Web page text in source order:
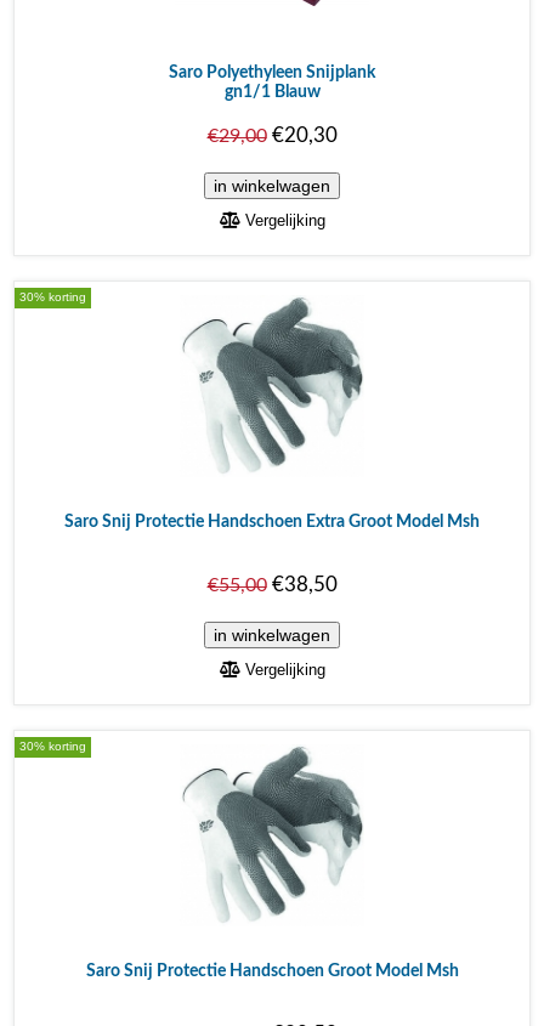
Saro Polyethyleen Snijplank
gn1/1 Blauw
€29,00€20,30
Vergelijking
30% korting
Saro Snij Protectie Handschoen Extra Groot Model Msh
€55,00€38,50
Vergelijking
30% korting
Saro Snij Protectie Handschoen Groot Model Msh